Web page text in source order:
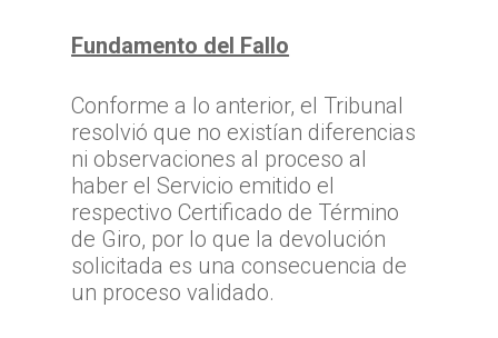
Fundamento del Fallo
Conforme a lo anterior, el Tribunal
resolvió que no existían diferencias
ni observaciones al proceso al
haber el Servicio emitido el
respectivo Certificado de Término
de Giro, por lo que la devolución
solicitada es una consecuencia de
un proceso validado.